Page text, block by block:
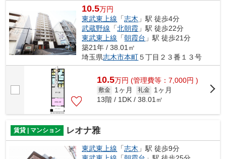
10.5万円
東武東上線 「志木 」駅 徒歩4分
武蔵野線 「北朝霞 」駅 徒歩22分
東武東上線 「朝霞台 」駅 徒歩21分
築21年 / 38.01㎡
埼玉県志木市本町５丁目２３番１３号
10.5万円 (管理費等：7,000円 )
敷金 1ヶ月 礼金
1ヶ月
13階 / 1DK / 38.01㎡
賃貸 | マンション レオナ雅
東武東上線 「志木 」駅 徒歩9分